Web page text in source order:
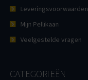
Leveringsvoorwaarden
Mijn Pellikaan
Veelgestelde vragen
CATEGORIEËN